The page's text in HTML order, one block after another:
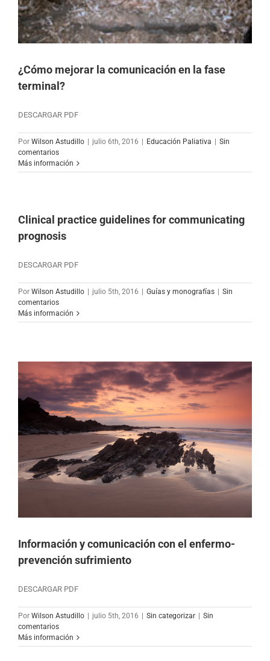
¿Cómo mejorar la comunicación en la fase
terminal?
DESCARGAR PDF
Por Wilson Astudillo julio 6th, 2016 Educación Paliativa
Sin
comentarios
Más información
Clinical practice guidelines for communicating
prognosis
DESCARGAR PDF
Por Wilson Astudillo julio 5th, 2016 Guías y monografías
Sin
comentarios
Más información
Información y comunicación con el enfermo-
prevención sufrimiento
DESCARGAR PDF
Por Wilson Astudillo julio 5th, 2016 Sin categorizar
Sin
comentarios
Más información